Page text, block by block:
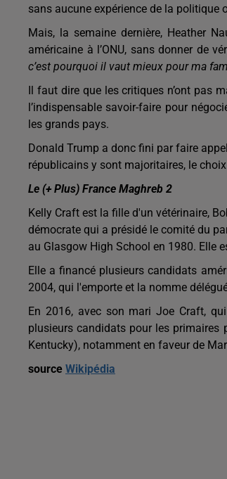
sans aucune expérience de la
Mais, la semaine dernière, Heather
américaine à l’ONU, sans donner de
c’est pourquoi il vaut mieux pour ma
Il faut dire que les critiques n’ont pas
l’indispensable savoir-faire pour
les grands pays.
Donald Trump a donc fini par faire
républicains y sont majoritaires, le
Le (+ Plus) France Maghreb 2
Kelly Craft est la fille d'un vétérinaire,
démocrate qui a présidé le comité du
au Glasgow High School en 1980. Elle
Elle a financé plusieurs candidats
2004, qui l'emporte et la nomme
En 2016, avec son mari Joe Craft,
plusieurs candidats pour les primaires
Kentucky), notamment en faveur de
source Wikipédia